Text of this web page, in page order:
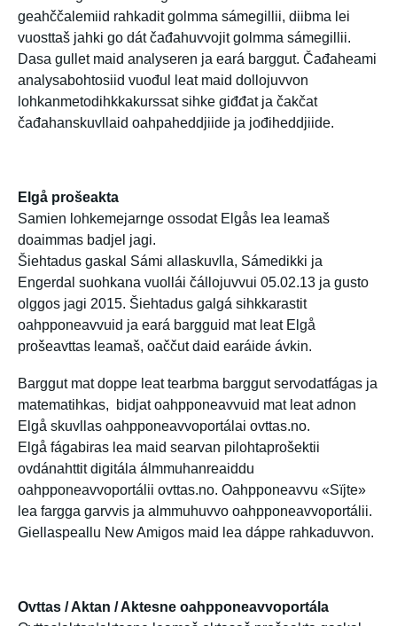
geahččalemiid rahkadit golmma sámegillii, diibma lei
vuosttaš jahki go dát čađahuvvojit golmma sámegillii.
Dasa gullet maid analyseren ja eará barggut. Čađaheami
analysabohtosiid vuođul leat maid dollojuvvon
lohkanmetodihkkakurssat sihke giđđat ja čakčat
čađahanskuvllaid oahpaheddjiide ja jođiheddjiide.
Elgå prošeakta
Samien lohkemejarnge ossodat Elgås lea leamaš
doaimmas badjel jagi.
Šiehtadus gaskal Sámi allaskuvlla, Sámedikki ja
Engerdal suohkana vuollái čállojuvvui 05.02.13 ja gusto
olggos jagi 2015. Šiehtadus galgá sihkkarastit
oahpponeavvuid ja eará bargguid mat leat Elgå
prošeavttas leamaš, oaččut daid earáide ávkin.
Barggut mat doppe leat tearbma barggut servodatfágas ja
matematihkas, bidjat oahpponeavvuid mat leat adnon
Elgå skuvllas oahpponeavvoportálai ovttas.no.
Elgå fágabiras lea maid searvan pilohtaprošektii
ovdánahttit digitála álmmuhanreaiddu
oahpponeavvoportálii ovttas.no. Oahpponeavvu «Sïjte»
lea fargga garvvis ja almmuhuvvo oahpponeavvoportálii.
Giellaspeallu New Amigos maid lea dáppe rahkaduvvon.
Ovttas / Aktan / Aktesne oahpponeavvoportála